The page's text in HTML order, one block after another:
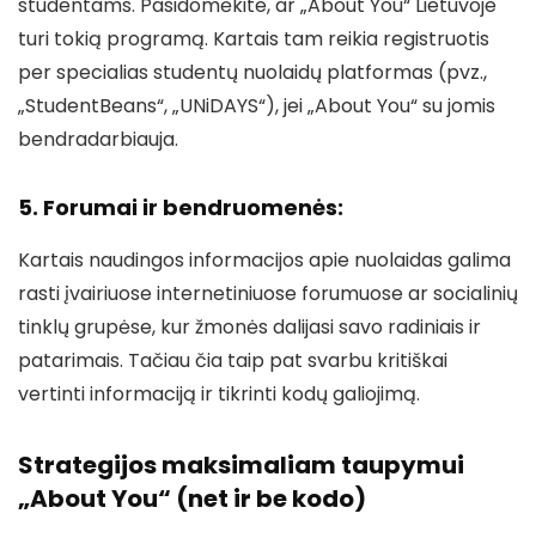
studentams. Pasidomėkite, ar „About You“ Lietuvoje
turi tokią programą. Kartais tam reikia registruotis
per specialias studentų nuolaidų platformas (pvz.,
„StudentBeans“, „UNiDAYS“), jei „About You“ su jomis
bendradarbiauja.
5. Forumai ir bendruomenės:
Kartais naudingos informacijos apie nuolaidas galima
rasti įvairiuose internetiniuose forumuose ar socialinių
tinklų grupėse, kur žmonės dalijasi savo radiniais ir
patarimais. Tačiau čia taip pat svarbu kritiškai
vertinti informaciją ir tikrinti kodų galiojimą.
Strategijos maksimaliam taupymui
„About You“ (net ir be kodo)